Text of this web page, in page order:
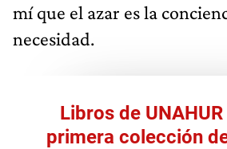
mí que el azar es la
necesidad.
Libros de
primera colección